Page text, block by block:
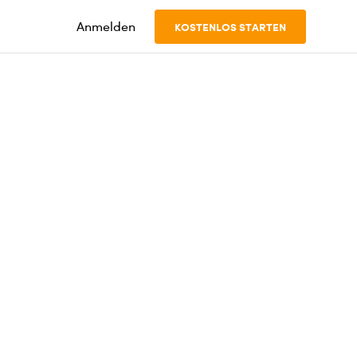
Anmelden KOSTENLOS STARTEN